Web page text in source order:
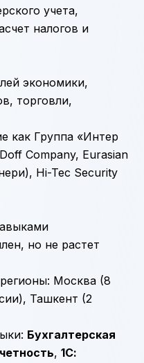
учета,
налогов и
экономики,
торговли,
как Группа «Интер
Company, Eurasian
Hi-Tec Security
но не растет
Москва (8
Ташкент (2
Бухгалтерская
, 1С: